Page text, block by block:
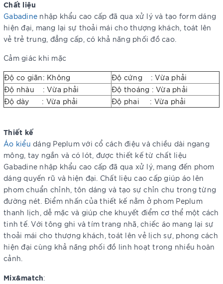
Chất liệu
Gabadine nhập khẩu cao cấp đã qua xử lý và tạo form dáng
hiện đại, mang lại sự thoải mái cho thượng khách, toát lên
vẻ trẻ trung, đẳng cấp, có khả năng phối đồ cao.
Cảm giác khi mặc
Độ co giãn: Không
Độ cứng : Vừa phải
Độ nhàu : Vừa phải
Độ thoáng : Vừa phải
Độ dày : Vừa phải
Độ phai : Vừa phải
Thiết kế
Áo kiểu dáng Peplum với cổ cách điệu và chiều dài ngang
mông, tay ngắn và có lót, được thiết kế từ chất liệu
Gabadine nhập khẩu cao cấp đã qua xử lý, mang đến phom
dáng quyến rũ và hiện đại. Chất liệu cao cấp giúp áo lên
phom chuẩn chỉnh, tôn dáng và tạo sự chỉn chu trong từng
đường nét. Điểm nhấn của thiết kế nằm ở phom Peplum
thanh lịch, dễ mặc và giúp che khuyết điểm cơ thể một cách
tinh tế. Với tông ghi và tím trang nhã, chiếc áo mang lại sự
thoải mái cho thượng khách, toát lên vẻ lịch sự, phong cách
hiện đại cùng khả năng phối đồ linh hoạt trong nhiều hoàn
cảnh.
Mix&match: